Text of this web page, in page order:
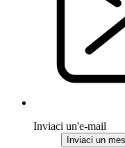
Inviaci un'e-mail
Inviaci un